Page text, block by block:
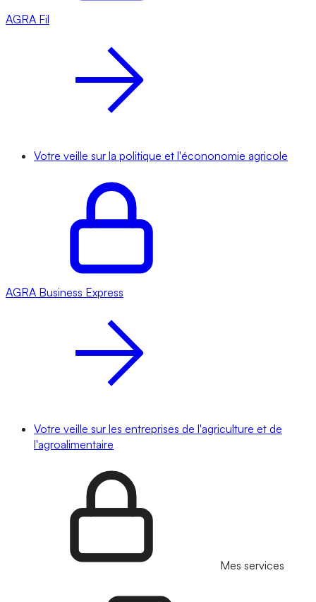
AGRA Fil
Votre veille sur la politique et l'écononomie agricole
AGRA Business Express
Votre veille sur les entreprises de l'agriculture et de
l'agroalimentaire
Mes services